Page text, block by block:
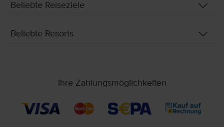
Beliebte Reiseziele
Beliebte Resorts
Ihre Zahlungsmöglichkeiten